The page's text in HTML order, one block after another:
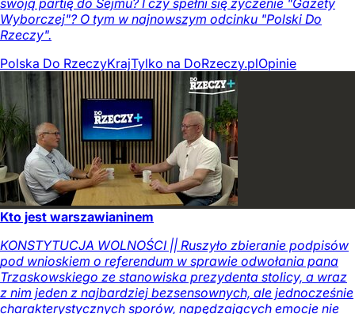
swoją partię do Sejmu? I czy spełni się życzenie "Gazety
Wyborczej"? O tym w najnowszym odcinku "Polski Do
Rzeczy".
Polska Do RzeczyKrajTylko na DoRzeczy.plOpinie
Kto jest warszawianinem
KONSTYTUCJA WOLNOŚCI || Ruszyło zbieranie podpisów
pod wnioskiem o referendum w sprawie odwołania pana
Trzaskowskiego ze stanowiska prezydenta stolicy, a wraz
z nim jeden z najbardziej bezsensownych, ale jednocześnie
charakterystycznych sporów, napędzających emocje nie